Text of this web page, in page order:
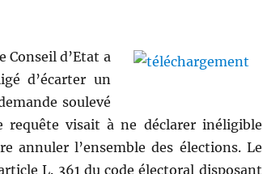
Conseil d’Etat a
d’écarter un
soulevé
visait à ne déclarer inéligible
annuler l’ensemble des élections. Le
L. 361 du code électoral disposant